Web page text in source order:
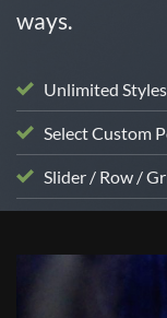
ways.
Unlimited
Select Custom
Slider / Row /